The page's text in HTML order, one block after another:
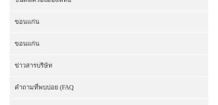
ขอนแก่น
ขอนแก่น
ข่าวสารบริษัท
คำถามที่พบบ่อย (FAQ